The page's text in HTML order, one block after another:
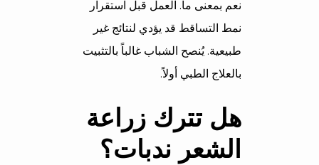
نعم بمعنى ما. العمل قبل استقرار
نمط التساقط قد يؤدي لنتائج غير
طبيعية. يُنصح الشباب غالباً بالتثبيت
بالعلاج الطبي أولاً.
هل تترك زراعة
الشعر ندبات؟